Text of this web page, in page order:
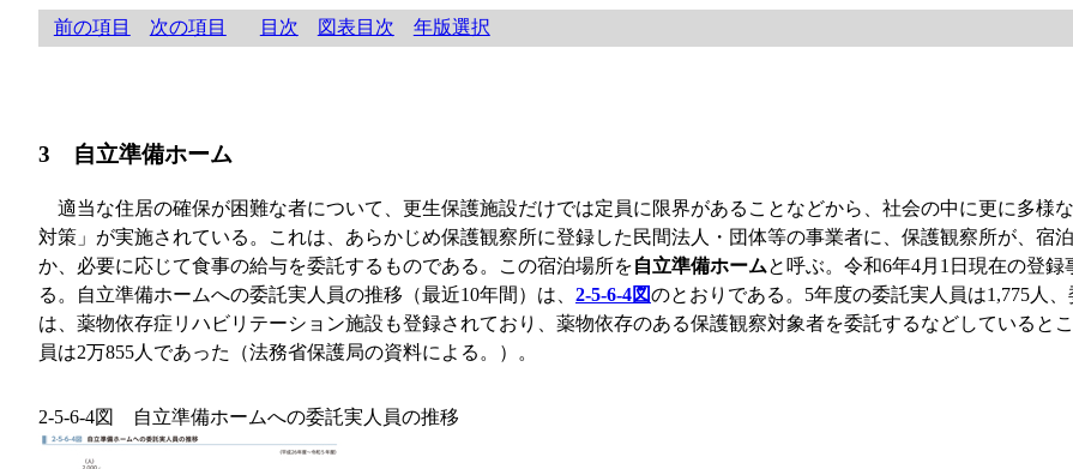
前の項目 次の項目 目次 図表目次 年版選択
3 自立準備ホーム
適当な住居の確保が困難な者について、更生保護施設だけでは定員に限界があることなどから、社会の中に更に多様
対策」が実施されている。これは、あらかじめ保護観察所に登録した民間法人・団体等の事業者に、保護観察所が、宿
か、必要に応じて食事の給与を委託するものである。この宿泊場所を自立準備ホームと呼ぶ。令和6年4月1日現在の登
る。自立準備ホームへの委託実人員の推移（最近10年間）は、 2-5-6-4図のとおりである。5年度の委託実人員は1,775人
は、薬物依存症リハビリテーション施設も登録されており、薬物依存のある保護観察対象者を委託するなどしていると
員は2万855人であった（法務省保護局の資料による。）。
2-5-6-4図 自立準備ホームへの委託実人員の推移